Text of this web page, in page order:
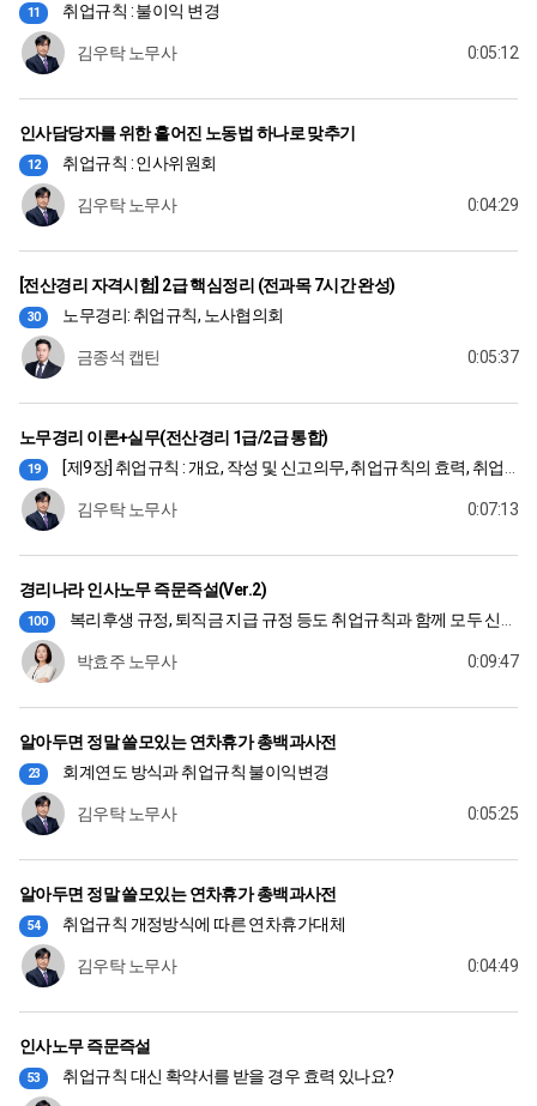
11 취업규칙 : 불이익 변경
김우탁 노무사 0:05:12
인사담당자를 위한 흩어진 노동법 하나로 맞추기
12 취업규칙 : 인사위원회
김우탁 노무사 0:04:29
[전산경리 자격시험] 2급 핵심정리 (전과목 7시간 완성)
30 노무경리: 취업규칙, 노사협의회
금종석 캡틴 0:05:37
노무경리 이론+실무(전산경리 1급/2급 통합)
19
김우탁 노무사 0:07:13
경리나라 인사노무 즉문즉설(Ver.2)
100
박효주 노무사 0:09:47
알아두면 정말 쓸모있는 연차휴가 총백과사전
23 회계연도 방식과 취업규칙 불이익변경
김우탁 노무사 0:05:25
알아두면 정말 쓸모있는 연차휴가 총백과사전
54 취업규칙 개정방식에 따른 연차휴가대체
김우탁 노무사 0:04:49
인사노무 즉문즉설
53 취업규칙 대신 확약서를 받을 경우 효력 있나요?